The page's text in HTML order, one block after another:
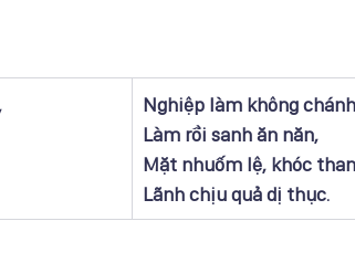
​Nghiệp làm không
Làm rồi sanh ăn năn,
Mặt nhuốm lệ, khóc
Lãnh chịu quả dị thục.